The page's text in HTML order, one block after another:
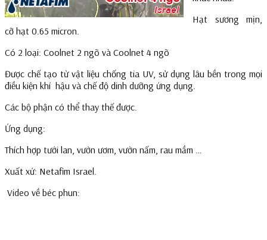
Hạt sương mịn,
cỡ hạt 0.65 micron.
Có 2 loại: Coolnet 2 ngõ và Coolnet 4 ngõ
Được chế tạo từ vật liệu chống tia UV, sử dụng lâu bền trong mọi
điều kiện khí hậu và chế độ dinh dưỡng ứng dụng.
Các bộ phận có thể thay thế được.
Ứng dụng:
Thích hợp tưới lan, vườn ươm, vườn nấm, rau mầm …
Xuất xứ: Netafim Israel.
Video về béc phun: